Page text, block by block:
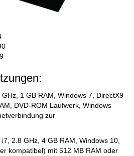
1 GB RAM, Windows 7, DirectX9
DVD-ROM Laufwerk, Windows
zur
2.8 GHz, 4 GB RAM, Windows 10,
kompatibel) mit 512 MB RAM oder